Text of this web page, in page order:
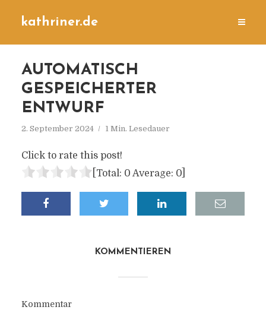
kathriner.de
AUTOMATISCH
GESPEICHERTER
ENTWURF
2. September 2024 1 Min. Lesedauer
Click to rate this post!
[Total: 0 Average: 0]
KOMMENTIEREN
Kommentar